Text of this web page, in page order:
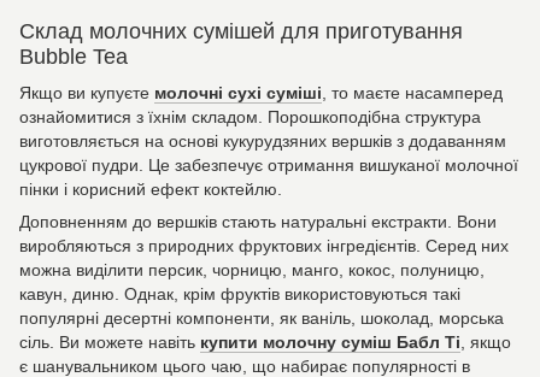
Склад молочних сумішей для приготування
Bubble Tea
Якщо ви купуєте молочні сухі суміші , то маєте насамперед
ознайомитися з їхнім складом. Порошкоподібна структура
виготовляється на основі кукурудзяних вершків з додаванням
цукрової пудри. Це забезпечує отримання вишуканої молочної
пінки і корисний ефект коктейлю.
Доповненням до вершків стають натуральні екстракти. Вони
виробляються з природних фруктових інгредієнтів. Серед них
можна виділити персик, чорницю, манго, кокос, полуницю,
кавун, диню. Однак, крім фруктів використовуються такі
популярні десертні компоненти, як ваніль, шоколад, морська
сіль. Ви можете навіть купити молочну суміш Бабл Ті , якщо
є шанувальником цього чаю, що набирає популярності в